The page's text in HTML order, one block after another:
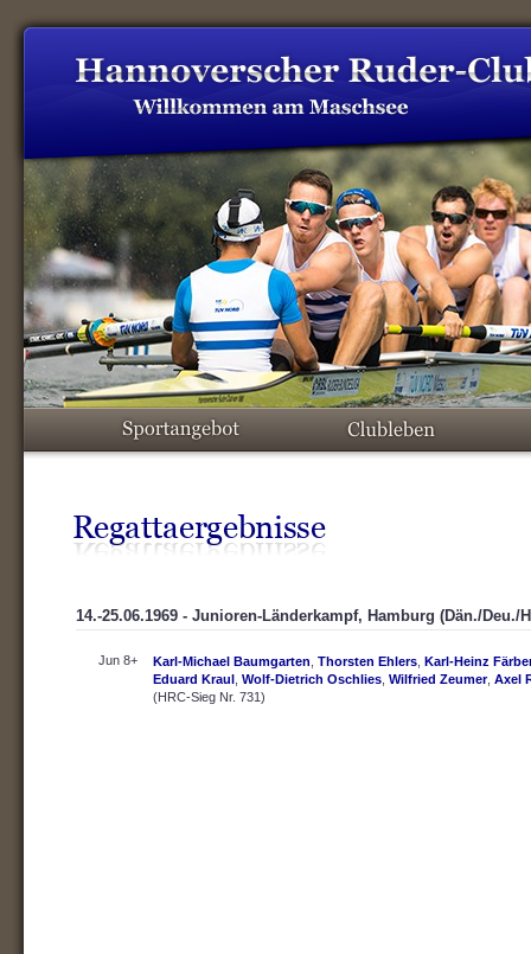
14.-25.06.1969 - Junioren-Länderkampf, Hamburg (Dän./Deu./
Jun 8+ Karl-Michael Baumgarten Thorsten Ehlers Karl-Heinz
Eduard Kraul Wolf-Dietrich Oschlies Wilfried Zeumer, Axel
(HRC-Sieg Nr. 731)